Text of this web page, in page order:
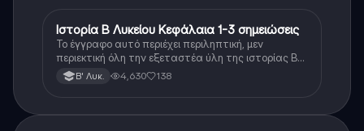
Ιστορία
Ιστορία Β Λυκείου Κεφάλαια 1-3 σημειώσεις
Το έγγραφο αυτό περιέχει περιληπτική, μεν
περιεκτική όλη την εξεταστέα ύλη της ιστορίας Β
λυκείου για τα πρώτα 3 Κεφάλαια, δηλαδή την
μισή ύλη. Το έγγραφο έχει γραφτεί με προσοχή και
Β' Λυκ. 4,630 138